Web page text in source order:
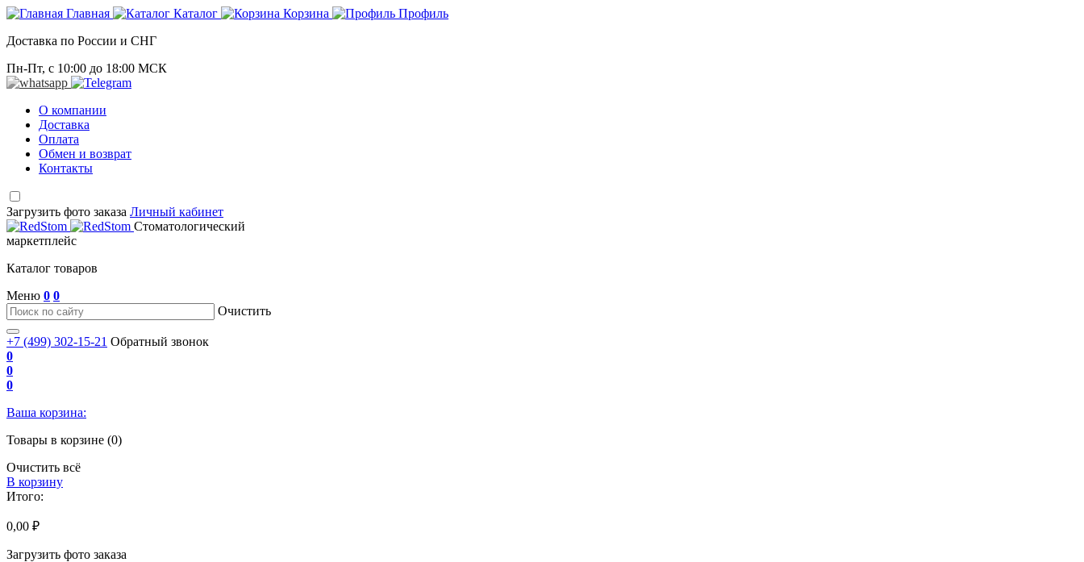
Главная Каталог Корзина
Профиль
Доставка по России и СНГ
Пн-Пт, с 10:00 до 18:00 МСК
О компании
Доставка
Оплата
Обмен и возврат
Контакты
Загрузить фото заказа Личный кабинет
Стоматологический
маркетплейс
Каталог товаров
Меню 0 0
Очистить
+7 (499) 302-15-21 Обратный звонок
0
0
0
Ваша корзина:
Товары в корзине (0)
Очистить всё
В корзину
Итого:
0,00 ₽
Загрузить фото заказа